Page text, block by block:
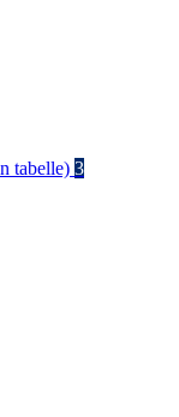
tabelle) 3